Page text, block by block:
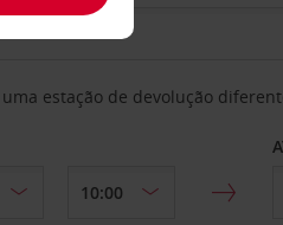
estação de devolução